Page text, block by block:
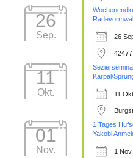
26
Sep. 26
11
Okt.
Karpal/
11
01
Nov.
1 Tages
Yakobi
1